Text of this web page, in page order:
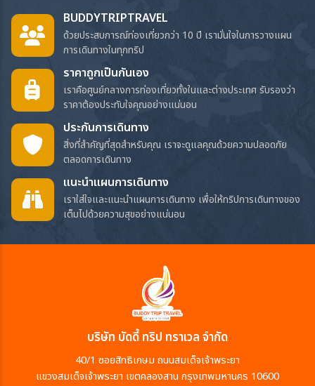
BUDDYTRIPTRAVEL
ด้วยประสบการณ์ท่องเที่ยวกว่า 10 ปี เรามั่นใจในการวางแผน
การเดินทางในทุกทริป
ราคาถูกเป็นกันเอง
เราคือศูนย์กลางการท่องเที่ยวทั้งในและต่างประเทศ รับรองว่า
ราคาต้องประทับใจคุณอย่างแน่นอน
ประกันการเดินทาง
สิ่งที่สำคัญที่สุดสำหรับคุณ เราจะดูแลคุณด้วยความปลอดภัย
ตลอดการเดินทาง
แนะนำแผนการเดินทาง
เราใส่ใจและแนะนำแผนการเดินทาง เพื่อให้ทริปการเดินทางของ
เต็มไปด้วยความสุขอย่างแน่นอน
บริษัท บัดดี้ ทริป ทราเวล จำกัด
40/1 ซอยสิทธิเกษม ถนนสมเด็จเจ้าพระยา
แขวงสมเด็จเจ้าพระยา เขตคลองสาน กรุงเทพมหานคร 10600